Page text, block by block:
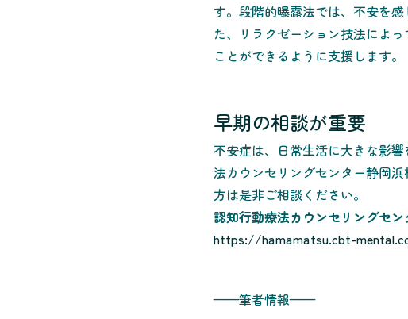
す。段階的曝露法では、不安を
た、リラクゼーション技法によ
ことができるように支援します。
早期の相談が重要
不安症は、日常生活に大きな影
法カウンセリングセンター静岡
方は是非ご相談ください。
認知行動療法カウンセリングセ
https://hamamatsu.cbt-
——筆者情報——